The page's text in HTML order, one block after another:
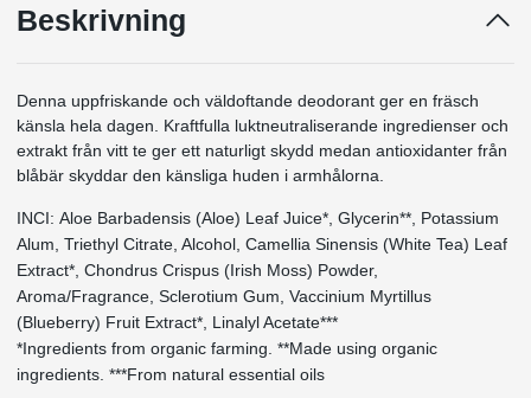
Beskrivning
Denna uppfriskande och väldoftande deodorant ger en fräsch
känsla hela dagen. Kraftfulla luktneutraliserande ingredienser och
extrakt från vitt te ger ett naturligt skydd medan antioxidanter från
blåbär skyddar den känsliga huden i armhålorna.
INCI: Aloe Barbadensis (Aloe) Leaf Juice*, Glycerin**, Potassium
Alum, Triethyl Citrate, Alcohol, Camellia Sinensis (White Tea) Leaf
Extract*, Chondrus Crispus (Irish Moss) Powder,
Aroma/Fragrance, Sclerotium Gum, Vaccinium Myrtillus
(Blueberry) Fruit Extract*, Linalyl Acetate***
*Ingredients from organic farming. **Made using organic
ingredients. ***From natural essential oils